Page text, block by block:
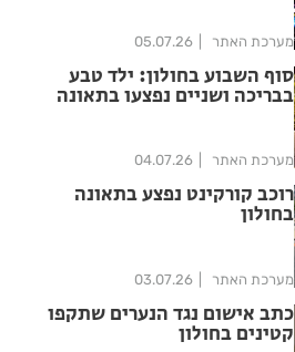
מערכת האתר 05.07.26
סוף השבוע בחולון: ילד טבע
בבריכה ושניים נפצעו בתאונה
מערכת האתר 04.07.26
רוכב קורקינט נפצע בתאונה
בחולון
מערכת האתר 03.07.26
כתב אישום נגד הנערים שתקפו
קטינים בחולון